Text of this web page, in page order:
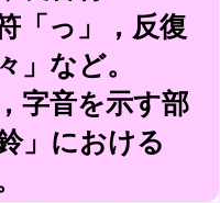
「っ」，反復
」など。
字音を示す部
」における